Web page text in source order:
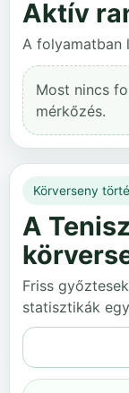
Aktív
A folyamatban
Most nincs
mérkőzés.
Körverseny
A
Friss
statisztikák